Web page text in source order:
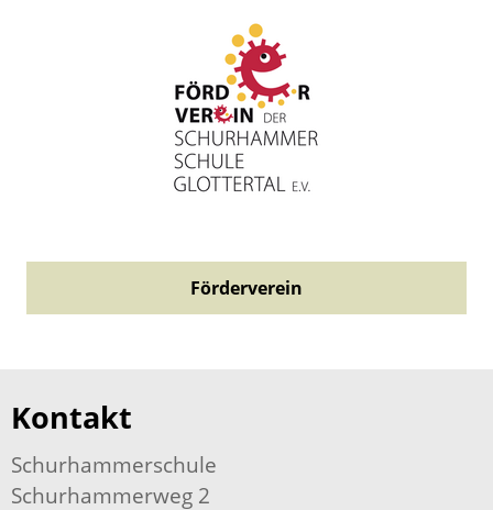
Förderverein
Kontakt
Schurhammerschule
Schurhammerweg 2